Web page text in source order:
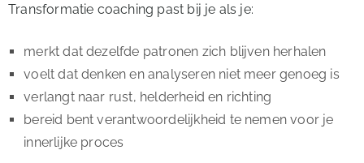
Transformatie coaching past bij je als je:
merkt dat dezelfde patronen zich blijven herhalen
voelt dat denken en analyseren niet meer genoeg is
verlangt naar rust, helderheid en richting
bereid bent verantwoordelijkheid te nemen voor je
innerlijke proces